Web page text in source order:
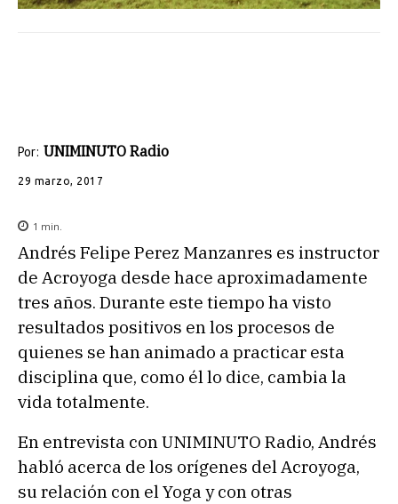
Por: UNIMINUTO Radio
29 marzo, 2017
1 min.
Andrés Felipe Perez Manzanres es instructor
de Acroyoga desde hace aproximadamente
tres años. Durante este tiempo ha visto
resultados positivos en los procesos de
quienes se han animado a practicar esta
disciplina que, como él lo dice, cambia la
vida totalmente.
En entrevista con UNIMINUTO Radio, Andrés
habló acerca de los orígenes del Acroyoga,
su relación con el Yoga y con otras